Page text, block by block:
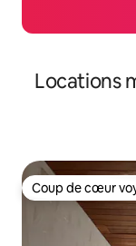
Locations
Coup de cœur
Coup de cœur